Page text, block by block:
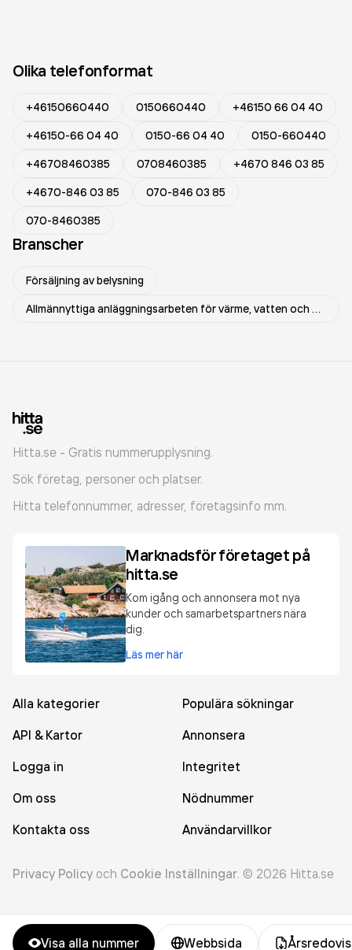
Visa alla nummer Webbsida
Olika telefonformat
+46150660440 0150660440
+46150 66 04 40
+46150-66 04 40
0150-66 04 40
0150-660440
+46708460385
0708460385
+4670 846 03 85
+4670-846 03 85
070-846 03 85
070-8460385
Branscher
Försäljning av belysning
Allmännyttiga anläggningsarbeten för värme, vatten och avlopp
Hitta.se - Gratis nummerupplysning.
Sök företag, personer och platser.
Hitta telefonnummer, adresser, företagsinfo mm.
Marknadsför företaget på
hitta.se
Kom igång och annonsera mot nya
kunder och samarbetspartners nära
dig.
Läs mer här
Alla kategorier
Populära sökningar
API & Kartor
Annonsera
Logga in
Integritet
Om oss
Nödnummer
Kontakta oss
Användarvillkor
Privacy Policy och Cookie Inställningar. © 2026 Hitta.se